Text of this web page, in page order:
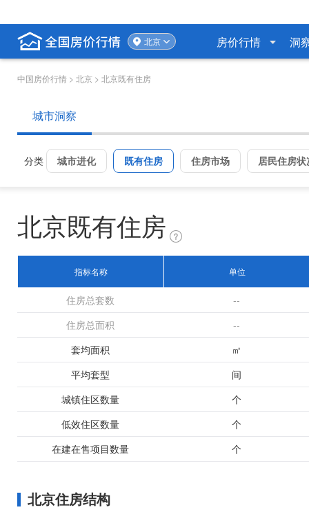
北京 房价行情 洞
中国房价行情 > 北京 > 北京既有住房
城市洞察
分类 城市进化 既有住房 住房市场 居民住房状
北京既有住房
指标名称 单位
住房总套数
--
住房总面积
--
套均面积
㎡
平均套型
间
城镇住区数量
个
低效住区数量
个
在建在售项目数量
个
北京住房结构